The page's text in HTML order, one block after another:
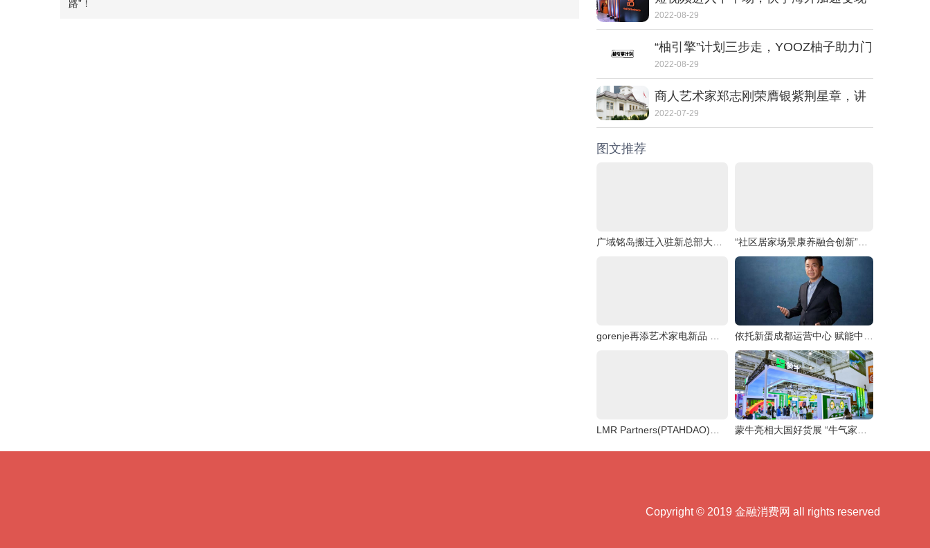
路”！
2022-08-29
“柚引擎”计划三步走，YOOZ柚子助力门
店走向转型之路
2022-08-29
商人艺术家郑志刚荣膺银紫荆星章，讲
述动人的中国故事
2022-07-29
图文推荐
Copyright © 2019 金融消费网 all rights reserved